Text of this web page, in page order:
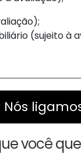
(sujeito à
Nós
você